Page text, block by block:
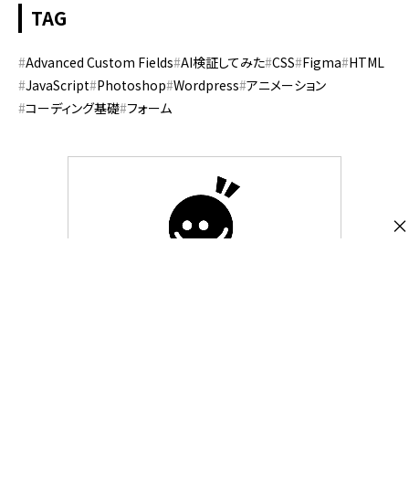
TAG
Advanced Custom Fields AI検証してみた CSS Figma HTML
JavaScript Photoshop Wordpress アニメーション
コーディング基礎 フォーム
×